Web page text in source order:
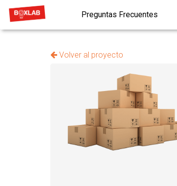
Preguntas Frecuentes
Volver al proyecto